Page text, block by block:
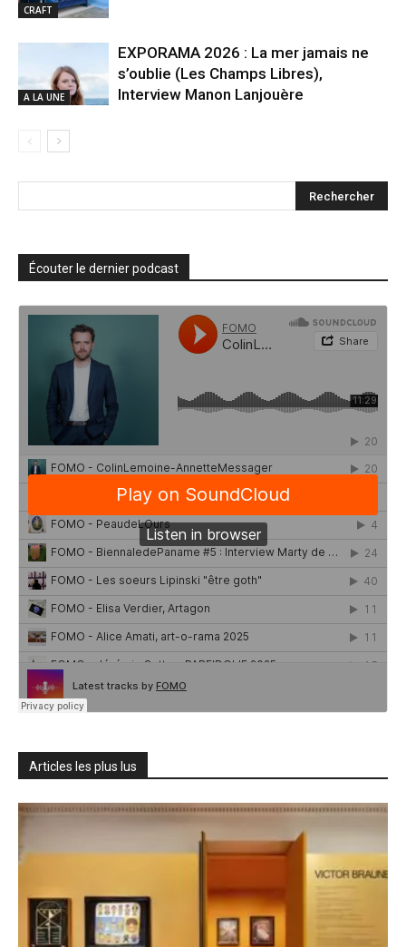
CRAFT
A LA UNE
EXPORAMA 2026 : La mer jamais ne
s’oublie (Les Champs Libres),
Interview Manon Lanjouère
Écouter le dernier podcast
Articles les plus lus